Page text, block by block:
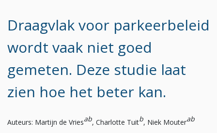
Draagvlak voor parkeerbeleid
wordt vaak niet goed
gemeten. Deze studie laat
zien hoe het beter kan.
Auteurs: Martijn de Vriesab, Charlotte Tuitb, Niek Mouterab